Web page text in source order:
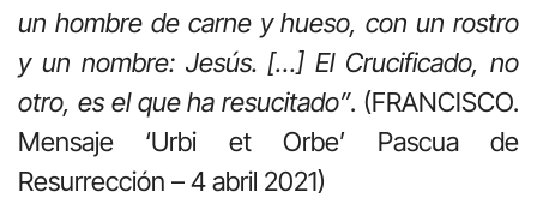
un hombre de carne y hueso, con un rostro
y un nombre: Jesús. […] El Crucificado, no
otro, es el que ha resucitado”. (FRANCISCO.
Mensaje ‘Urbi et Orbe’ Pascua de
Resurrección – 4 abril 2021)